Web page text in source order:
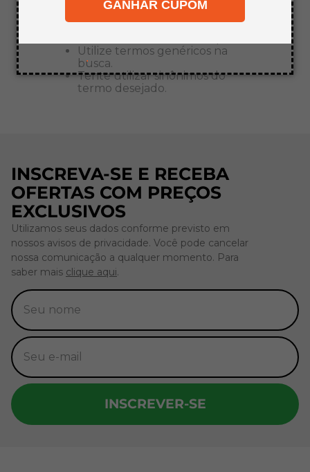
GANHAR CUPOM
.
Verifique os termos digitados.
Utilize termos genéricos na
busca.
Tente utilizar sinônimos do
termo desejado.
INSCREVA-SE E RECEBA
OFERTAS COM PREÇOS
EXCLUSIVOS
Utilizamos seus dados conforme previsto em
nossos avisos de privacidade. Você pode cancelar
nossa comunicação a qualquer momento. Para
saber mais clique aqui.
INSCREVER-SE
carpete